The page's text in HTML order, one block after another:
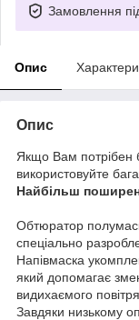
Замовлення
Опис
Опис
Якщо Вам потрібен
використовуйте
Найбільш
Обтюратор
спеціально
Напівмаска
який допомагає
видихаємого повітря.
Завдяки низькому